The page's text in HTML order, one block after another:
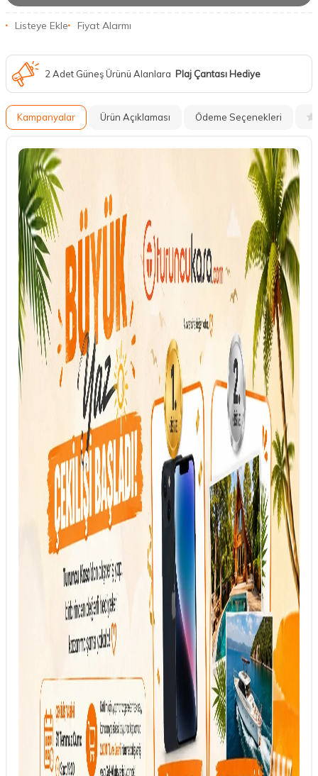
Listeye Ekle Fiyat Alarmı
2 Adet Güneş Ürünü Alanlara Plaj Çantası Hediye
Kampanyalar Ürün Açıklaması Ödeme Seçenekleri